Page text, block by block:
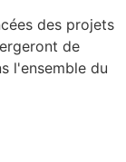
des projets
de
l'ensemble du